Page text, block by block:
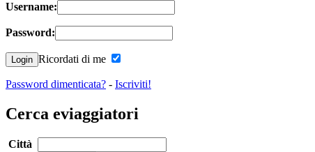
Username:
Password:
Ricordati di me
Password dimenticata? - Iscriviti!
Cerca eviaggiatori
Città